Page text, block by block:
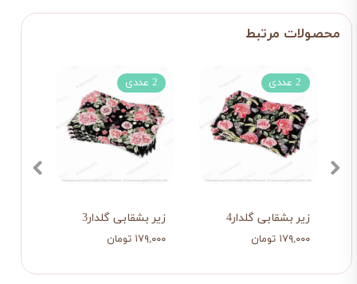
زیر بشقابی گلدار3
۱۷۹,۰۰۰ تومان
2 عددی
زیر بشقابی گلدار4
۱۷۹,۰۰۰ تومان
2 عددی